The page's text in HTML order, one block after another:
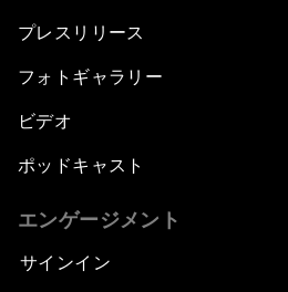
プレスリリース
フォトギャラリー
ビデオ
ポッドキャスト
エンゲージメント
サインイン